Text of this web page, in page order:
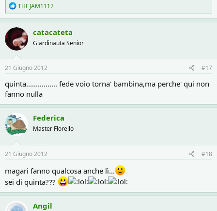
R
e
a
c
t
i
o
n
s
:
THEJAM1112
catacateta
Giardinauta Senior
21 Giugno 2012 #17
quinta................ fede voio torna' bambina,ma perche' qui non
fanno nulla
Federica
Master Florello
21 Giugno 2012 #18
magari fanno qualcosa anche lì...
sei di quinta???
Angil